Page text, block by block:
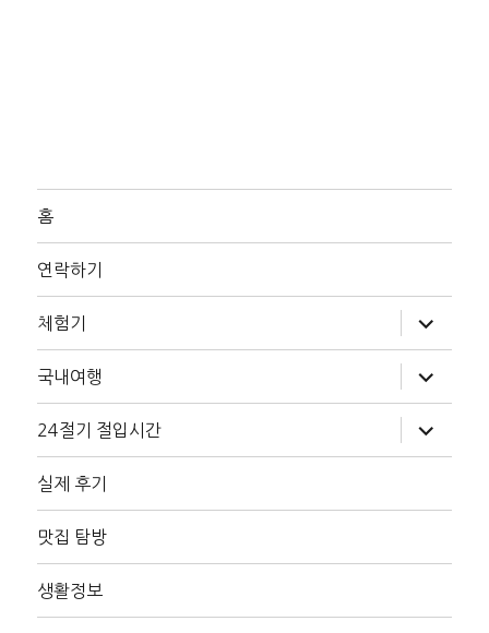
홈
연락하기
체험기
위
메
확
장
국내여행
위
메
확
장
24절기 절입시간
위
메
장
실제 후기
맛집 탐방
생활정보